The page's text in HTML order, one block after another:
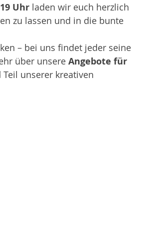
Uhr laden wir euch herzlich
zu lassen und in die bunte
– bei uns findet jeder seine
über unsere Angebote für
unserer kreativen